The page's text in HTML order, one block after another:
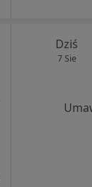
Dziś
7 Sie